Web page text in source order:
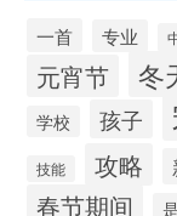
一首 专业
元宵节 冬
学校
孩子
技能 攻略
春节期间